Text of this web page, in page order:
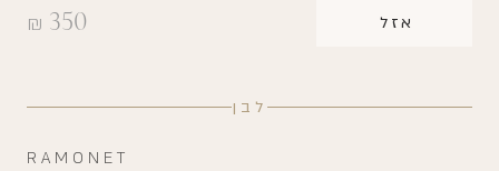
₪ 350 אזל
לבן
RAMONET